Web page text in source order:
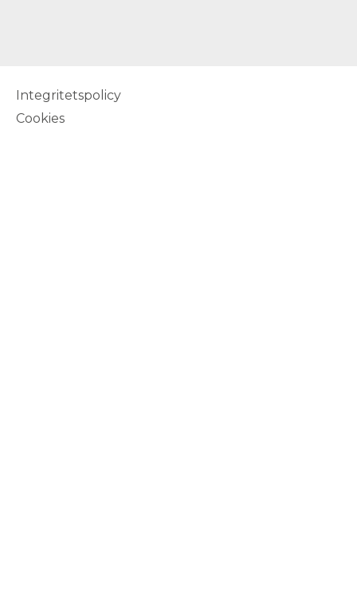
Integritetspolicy
Cookies